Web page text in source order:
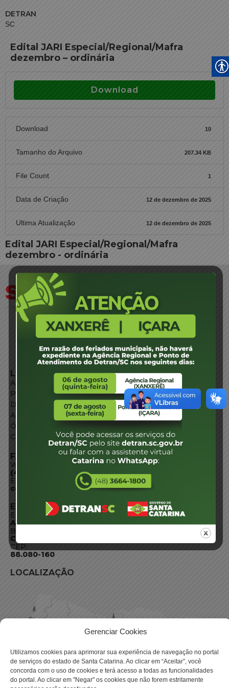
Gerenciar Cookies
Utilizamos cookies para aprimorar sua experiência de navegação no portal
de serviços do estado de Santa Catarina. Ao clicar em “Aceitar”, você
concorda com o uso de cookies e terá acesso a todas as funcionalidades
do portal. Ao clicar em "Negar" os cookies que não forem estritamente
DETRAN
SC
Edital JARI Especial/Regional/Mafra
dezembro – ordinária
Download
Download 10
Tamanho do Arquivo 207.34 KB
File Count 1
Data de Criação 12 de dezembro de 2025
Ultima Atualização 12 de dezembro de 2025
Edital JARI Especial/Regional/Mafra
dezembro - ordinária
LINKS EXTERNOS
Agência de Notícias
Portal de Serviços
Diário Oficial
Acesso à Informação
Órgãos do Governo
Conheça SC
FALE CONOSCO
WhatsApp:
(48) 3664-1800
E-mail:
centraldeinformacoes@detran.sc.gov.br
ENDEREÇO
Endereço:
Av. Almirante Tamandaré - 480
Bairro:
Coqueiros, Florianópolis SC
CEP:
88.080-160
LOCALIZAÇÃO